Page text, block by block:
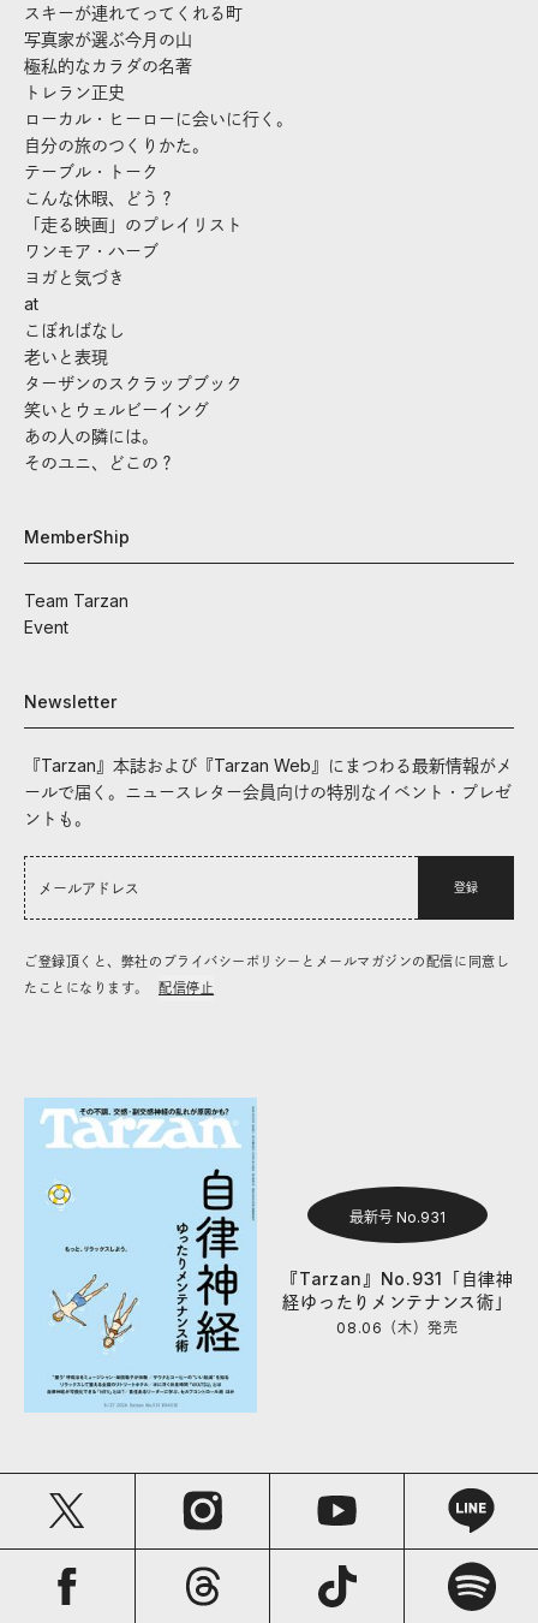
スキーが連れてってくれる町
写真家が選ぶ今月の山
極私的なカラダの名著
トレラン正史
ローカル・ヒーローに会いに行く。
自分の旅のつくりかた。
テーブル・トーク
こんな休暇、どう？
「走る映画」のプレイリスト
ワンモア・ハーブ
ヨガと気づき
at
こぼればなし
老いと表現
ターザンのスクラップブック
笑いとウェルビーイング
あの人の隣には。
そのユニ、どこの？
MemberShip
Team Tarzan
Event
Newsletter
『Tarzan』本誌および『Tarzan Web』にまつわる最新情報がメ
ールで届く。ニュースレター会員向けの特別なイベント・プレゼ
ントも。
登録
ご登録頂くと、弊社のプライバシーポリシーとメールマガジンの配信に同意し
たことになります。
配信停止
最新号 No.931
『Tarzan』No.931「自律神
経ゆったりメンテナンス術」
08.06（木）発売